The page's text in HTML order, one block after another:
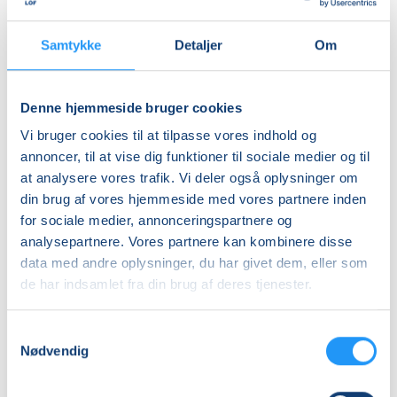
Samtykke Detaljer Om
Denne hjemmeside bruger cookies
Vi bruger cookies til at tilpasse vores indhold og
annoncer, til at vise dig funktioner til sociale medier og til
at analysere vores trafik. Vi deler også oplysninger om
din brug af vores hjemmeside med vores partnere inden
for sociale medier, annonceringspartnere og
analysepartnere. Vores partnere kan kombinere disse
data med andre oplysninger, du har givet dem, eller som
de har indsamlet fra din brug af deres tjenester.
Nødvendig
Ledig-KBH
DKK 237,00
Ledig-FRB
DKK 237,00
Studerende-FRB
DKK 239,00
Unge (18-25 år)-KBH
DKK 237,00
Info
Nummer